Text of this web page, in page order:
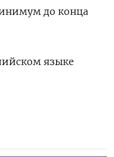
до конца
языке